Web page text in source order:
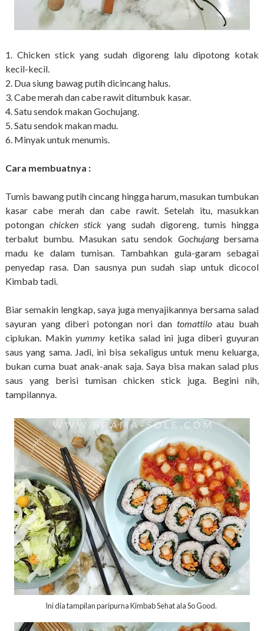
1. Chicken stick yang sudah digoreng lalu dipotong kotak
kecil-kecil.
2. Dua siung bawag putih dicincang halus.
3. Cabe merah dan cabe rawit ditumbuk kasar.
4. Satu sendok makan Gochujang.
5. Satu sendok makan madu.
6. Minyak untuk menumis.
Cara membuatnya :
Tumis bawang putih cincang hingga harum, masukan tumbukan
kasar cabe merah dan cabe rawit. Setelah itu, masukkan
potongan chicken stickyang sudah digoreng, tumis hingga
terbalut bumbu. Masukan satu sendok Gochujangbersama
madu ke dalam tumisan. Tambahkan gula-garam sebagai
penyedap rasa. Dan sausnya pun sudah siap untuk dicocol
Kimbab tadi.
Biar semakin lengkap, saya juga menyajikannya bersama salad
sayuran yang diberi potongan nori dan tomattiloatau buah
ciplukan. Makinyummy ketika salad ini juga diberi guyuran
saus yang sama. Jadi, ini bisa sekaligus untuk menu keluarga,
bukan cuma buat anak-anak saja. Saya bisa makan salad plus
saus yang berisi tumisan chicken stick juga. Begini nih,
tampilannya.
Ini dia tampilan paripurna Kimbab Sehat ala So Good.